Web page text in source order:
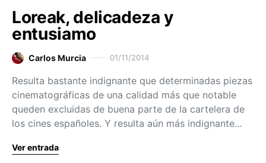
Loreak, delicadeza y
entusiamo
Carlos Murcia 01/11/2014
Resulta bastante indignante que determinadas piezas
cinematográficas de una calidad más que notable
queden excluidas de buena parte de la cartelera de
los cines españoles. Y resulta aún más indignante…
Ver entrada